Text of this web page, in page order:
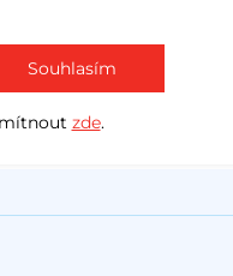
Měsíčně
Souhlasím
zde.